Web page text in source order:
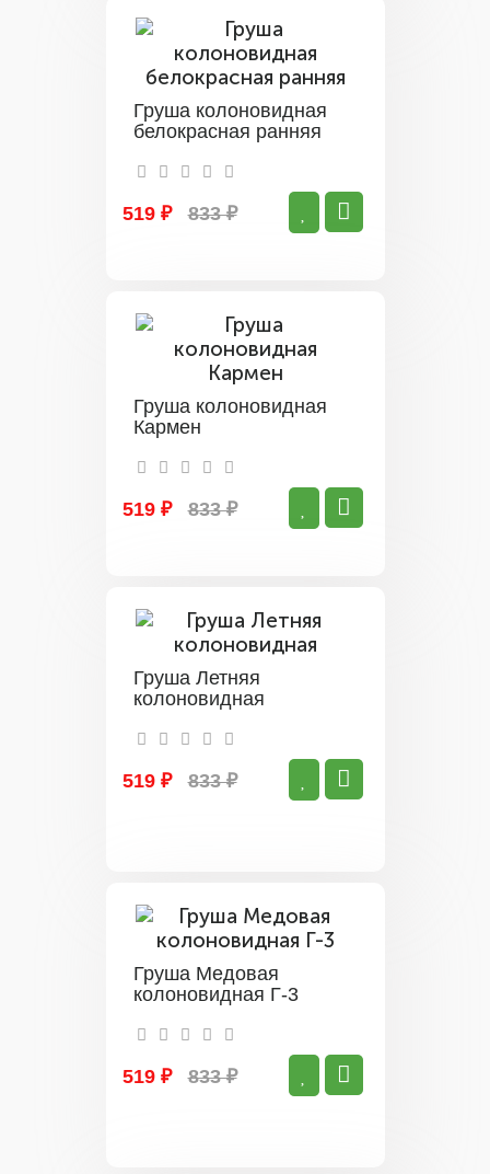
Груша колоновидная
белокрасная ранняя
519 ₽ 833 ₽
Груша колоновидная
Кармен
519 ₽ 833 ₽
Груша Летняя
колоновидная
519 ₽ 833 ₽
Груша Медовая
колоновидная Г-3
519 ₽ 833 ₽